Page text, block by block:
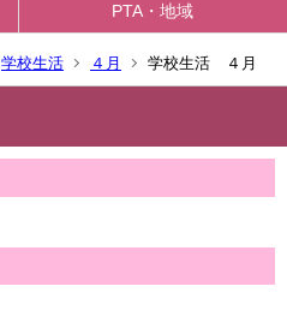
PTA・地域
学校生活 ４月 学校生活 ４月